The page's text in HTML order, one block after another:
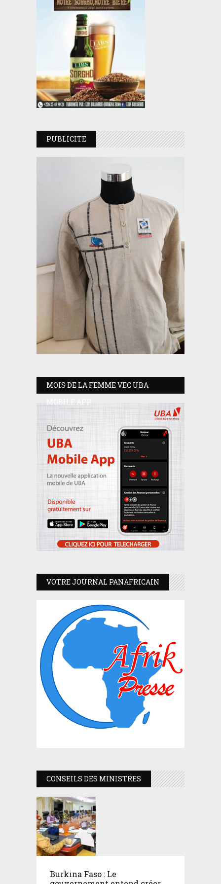
PUBLICITE
MOIS DE LA FEMME VEC UBA
MOBILE APP
VOTRE JOURNAL PANAFRICAIN
CONSEILS DES MINISTRES
Burkina Faso : Le